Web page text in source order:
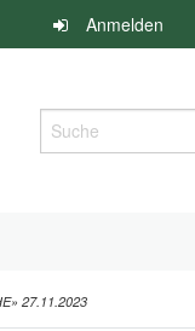
Anmelden
Suche
27.11.2023